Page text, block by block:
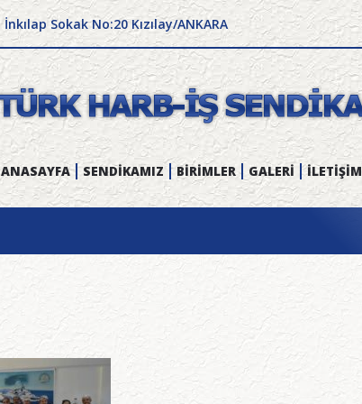
İnkılap Sokak No:20 Kızılay/ANKARA
ANASAYFA SENDİKAMIZ BİRİMLER GALERİ İLETİŞİM